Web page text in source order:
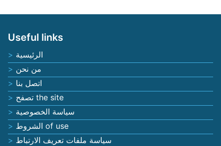
Useful links
الرئيسية
من نحن
اتصل بنا
تصفح the site
سياسة الخصوصية
الشروط of use
سياسة ملفات تعريف الارتباط